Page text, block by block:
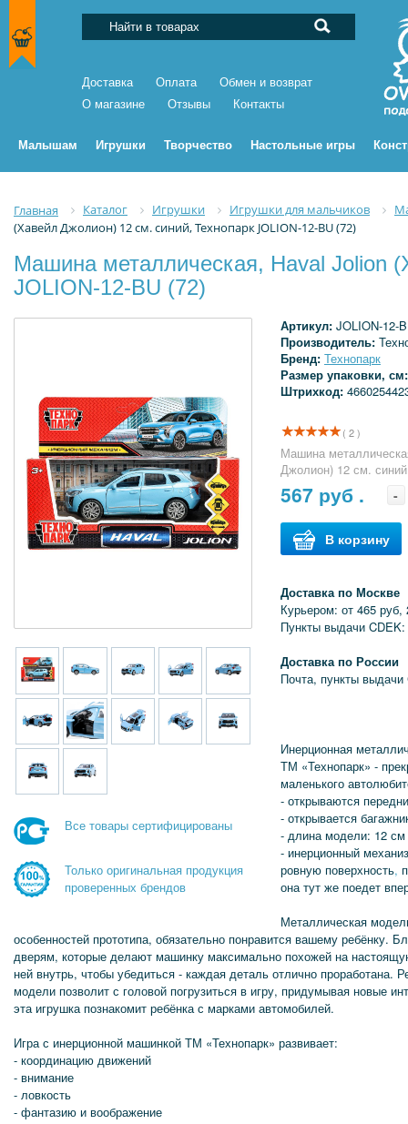
Доставка Оплата
Обмен и возврат
О магазине
Отзывы Контакты
Малышам Игрушки Творчество Настольные игры
Главная Каталог Игрушки Игрушки для мальчиков
(Хавейл Джолион) 12 см. синий, Технопарк JOLION-12-BU (72)
Машина металлическая, Haval Jolion
JOLION-12-BU (72)
Все товары сертифицированы
Только оригинальная продукция
проверенных брендов
Артикул: JOLION-12-
Производитель:
Бренд: Технопарк
Размер упаковки,
Штрихкод:
( 2 )
Машина
Джолион) 12 см.
567 руб . -
В корзину
Доставка по Москве
Курьером: от 465 руб,
Пункты выдачи
Доставка по России
Почта, пункты выдачи
Инерционная
ТМ «Технопарк» -
маленького
- открываются
- открывается
- длина модели: 12 см
- инерционный
ровную поверхность,
она тут же поедет
Металлическая
особенностей прототипа, обязательно понравится вашему ребёнку.
дверям, которые делают машинку максимально похожей на
ней внутрь, чтобы убедиться - каждая деталь отлично проработана.
модели позволит с головой погрузиться в игру, придумывая новые
эта игрушка познакомит ребёнка с марками автомобилей.
Игра с инерционной машинкой ТМ «Технопарк» развивает:
- координацию движений
- внимание
- ловкость
- фантазию и воображение